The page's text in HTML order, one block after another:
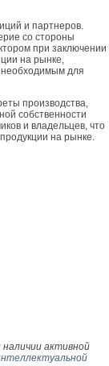
и партнеров.
со стороны
при заключении
на рынке,
необходимым для
производства,
собственности
и владельцев, что
на рынке.
активной